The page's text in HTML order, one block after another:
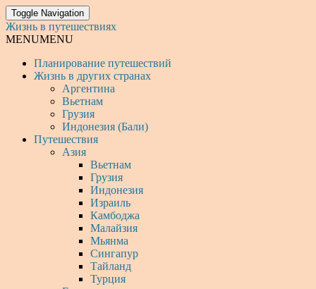
Toggle Navigation
Жизнь в путешествиях
MENUMENU
Планирование путешествий
Жизнь в других странах
Аргентина
Вьетнам
Грузия
Индонезия (Бали)
Путешествия
Азия
Вьетнам
Грузия
Индонезия
Израиль
Камбоджа
Малайзия
Мьянма
Сингапур
Тайланд
Турция